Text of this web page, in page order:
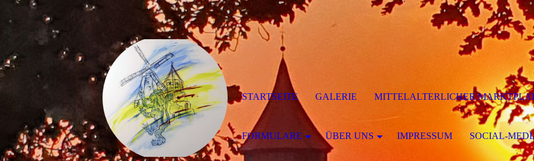
STARTSEITE GALERIE MITTELALTERLICHER
FORMULARE ÜBER UNS IMPRESSUM SOCIAL-